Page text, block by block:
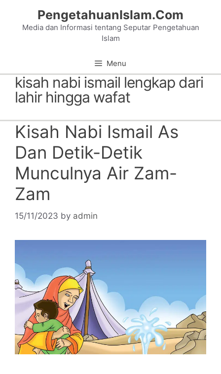
content
PengetahuanIslam.Com
Media dan Informasi tentang Seputar Pengetahuan
Islam
Menu
kisah nabi ismail lengkap dari
lahir hingga wafat
Kisah Nabi Ismail As
Dan Detik-Detik
Munculnya Air Zam-
Zam
15/11/2023 by admin